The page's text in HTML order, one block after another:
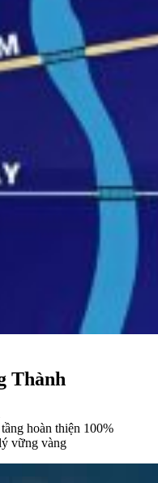
Thành
hoàn thiện 100%
vững vàng